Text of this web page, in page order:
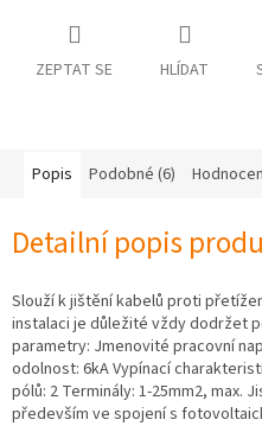
Obchodní
podmínky
reklamace
program
Karavánek
Moje
objednávka
Přihlášení
ZEPTAT SE HLÍDAT
Popis Podobné (6)
Detailní popis
Slouží k jištění kabelů proti
instalaci je důležité vždy dodržet
parametry: Jmenovité pracovní
odolnost: 6kA Vypínací
pólů: 2 Terminály: 1-25mm2, max.
především ve spojení s